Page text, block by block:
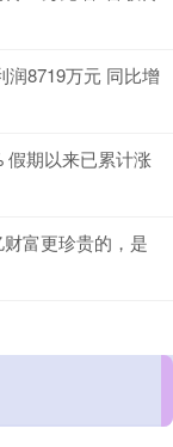
润8719万元 同比增
假期以来已累计涨
富更珍贵的，是